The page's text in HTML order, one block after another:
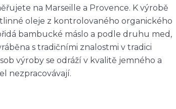
na Marseille a Provence. K výrobě
oleje z kontrolovaného organického
bambucké máslo a podle druhu med,
s tradičními znalostmi v tradici
výroby se odráží v kvalitě jemného a
nezpracovávají.